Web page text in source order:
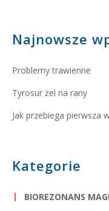
Najnowsze
Problemy trawienne
Tyrosur żel na rany
Jak przebiega pierwsza
Kategorie
BIOREZONANS